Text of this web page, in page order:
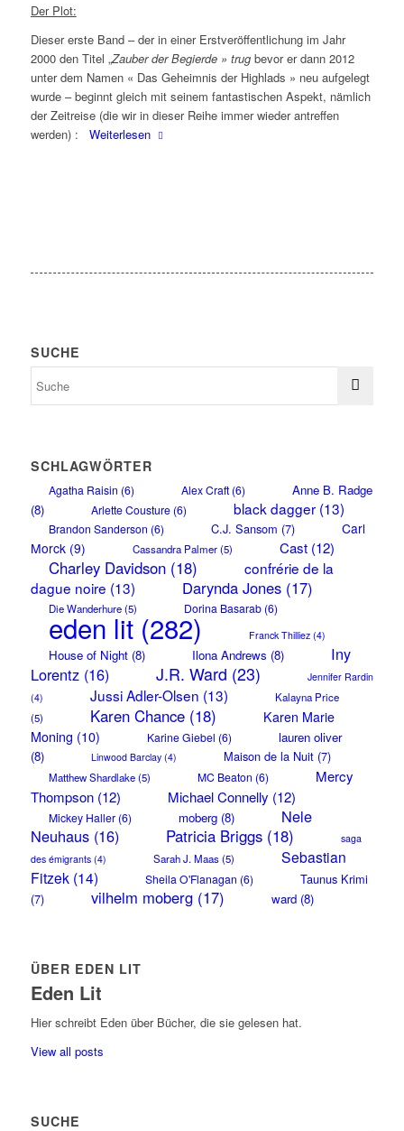
Der Plot:
Dieser erste Band – der in einer Erstveröffentlichung im Jahr
2000 den Titel „Zauber der Begierde » trug bevor er dann 2012
unter dem Namen « Das Geheimnis der Highlads » neu aufgelegt
wurde – beginnt gleich mit seinem fantastischen Aspekt, nämlich
der Zeitreise (die wir in dieser Reihe immer wieder antreffen
werden) : Weiterlesen
SUCHE
SCHLAGWÖRTER
Agatha Raisin (6) Alex Craft(6)
Anne B. Radge
(8)
Arlette Cousture(6) black dagger(13)
Brandon Sanderson (6) C.J. Sansom (7)
Carl
Morck(9) Cassandra Palmer(5) Cast(12)
Charley Davidson(18)
confrérie de la
dague noire (13) Darynda Jones(17)
Die Wanderhure(5) Dorina Basarab(6)
eden lit(282) Franck Thilliez(4)
House of Night(8) Ilona Andrews (8)
Iny
Lorentz(16) J.R. Ward (23)
Jennifer Rardin
(4)
Jussi Adler-Olsen (13)
Kalayna Price
(5)
Karen Chance(18)
Karen Marie
Moning (10) Karine Giebel (6)
lauren oliver
(8)
Linwood Barclay(4) Maison de la Nuit(7)
Matthew Shardlake(5) MC Beaton (6)
Mercy
Thompson(12) Michael Connelly (12)
Mickey Haller(6) moberg(8)
Nele
Neuhaus(16) Patricia Briggs(18)
saga
des émigrants(4) Sarah J. Maas(5)
Sebastian
Fitzek(14) Sheila O'Flanagan (6)
Taunus Krimi
(7)
vilhelm moberg(17) ward(8)
ÜBER EDEN LIT
Eden Lit
Hier schreibt Eden über Bücher, die sie gelesen hat.
View all posts
SUCHE